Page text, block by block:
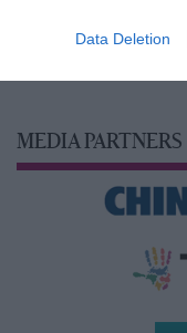
Data Deletion
MEDIA PARTNERS